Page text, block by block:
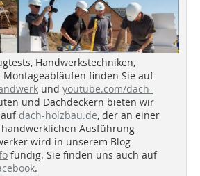
Handwerkstechniken,
finden Sie auf
und youtube.com/dach-
und Dachdeckern bieten wir
dach-holzbau.de, der an einer
Ausführung
wird in unserem Blog
fündig. Sie finden uns auch auf
.